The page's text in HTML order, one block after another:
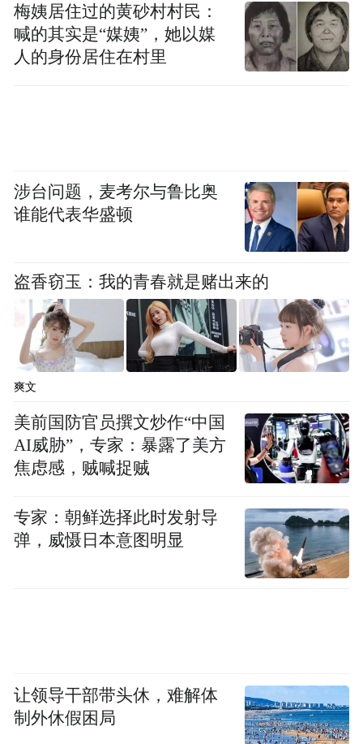
扼守“秦陇门户”的长武县，建县史长达2200
余年，昔日的丝路驼铃仿佛仍在回响。如
在丁家镇十里铺村，依托中国银行帮扶资
金，古老窑洞被创新改造为特色民宿与乡村
文化空间，“窑洞藏暖”项目诠释着“丝路古
食文化也在传承中焕发新活力，共同勾勒出
宜居宜业的乡村图景。
中国银行的帮扶深度融入地方产业发展脉
络。作为传统农业县，长武苹果产业升级至
关重要。中国银行无偿投入帮扶资金，援建
苹果试验示范站，引进新优品种，为产业提
质奠定科技基础。在流通环节，支持建设的
枢纽。
此外，借助集团渠道优势，助力“咸阳马栏
引入数字化管理平台，提升了基层治理现代
化水平，为乡村和谐稳定提供有力支撑，体
梅姨居住过的黄砂村村民：
喊的其实是“媒姨”，她以媒
人的身份居住在村里
涉台问题，麦考尔与鲁比奥
谁能代表华盛顿
盗香窃玉：我的青春就是赌出来的
爽文
美前国防官员撰文炒作“中国
AI威胁”，专家：暴露了美方
焦虑感，贼喊捉贼
专家：朝鲜选择此时发射导
弹，威慑日本意图明显
让领导干部带头休，难解体
制外休假困局